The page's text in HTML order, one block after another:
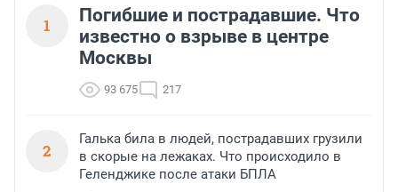
1
Погибшие и пострадавшие. Что
известно о взрыве в центре
Москвы
93 675 217
2
Галька била в людей, пострадавших грузили
в скорые на лежаках. Что происходило в
Геленджике после атаки БПЛА